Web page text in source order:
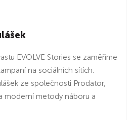
EVOLVE Stories se zaměříme
na sociálních sítích.
ze společnosti Prodator,
moderní metody náboru a